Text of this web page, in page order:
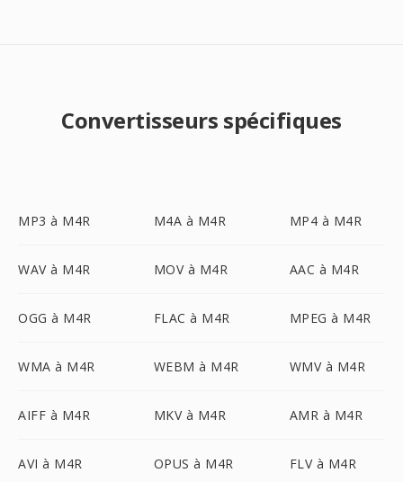
Convertisseurs spécifiques
MP3 à M4R M4A à M4R MP4 à M4R
WAV à M4R MOV à M4R AAC à M4R
OGG à M4R FLAC à M4R MPEG à M4R
WMA à M4R WEBM à M4R WMV à M4R
AIFF à M4R MKV à M4R AMR à M4R
AVI à M4R OPUS à M4R FLV à M4R